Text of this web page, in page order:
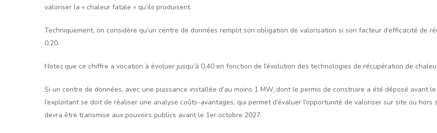
valoriser la « chaleur fatale » qu’ils produisent.
Techniquement, on considère qu’un centre de données remplit son obligation de valorisation si son facteur d’efficacité de
0,20.
Notez que ce chiffre a vocation à évoluer jusqu’à 0,40 en fonction de l’évolution des technologies de récupération de
Si un centre de données, avec une puissance installée d’au moins 1 MW, dont le permis de construire a été déposé avant
l’exploitant se doit de réaliser une analyse coûts-avantages, qui permet d’évaluer l’opportunité de valoriser sur site ou
devra être transmise aux pouvoirs publics avant le 1er octobre 2027.